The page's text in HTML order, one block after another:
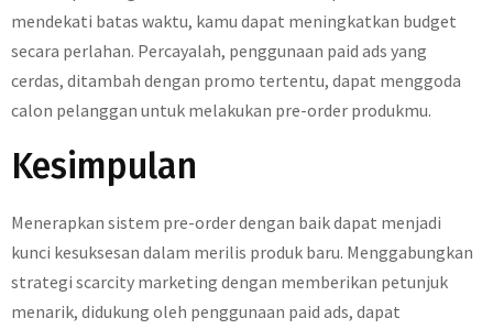
mendekati batas waktu, kamu dapat meningkatkan budget
secara perlahan. Percayalah, penggunaan paid ads yang
cerdas, ditambah dengan promo tertentu, dapat menggoda
calon pelanggan untuk melakukan pre-order produkmu.
Kesimpulan
Menerapkan sistem pre-order dengan baik dapat menjadi
kunci kesuksesan dalam merilis produk baru. Menggabungkan
strategi scarcity marketing dengan memberikan petunjuk
menarik, didukung oleh penggunaan paid ads, dapat